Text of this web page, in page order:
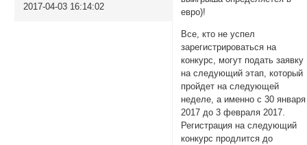
2017-04-03 16:14:02
евро)!
Все, кто не успел
зарегистрироваться на
конкурс, могут подать заявку
на следующий этап, который
пройдет на следующей
неделе, а именно с 30 января
2017 до 3 февраля 2017.
Регистрация на следующий
конкурс продлится до